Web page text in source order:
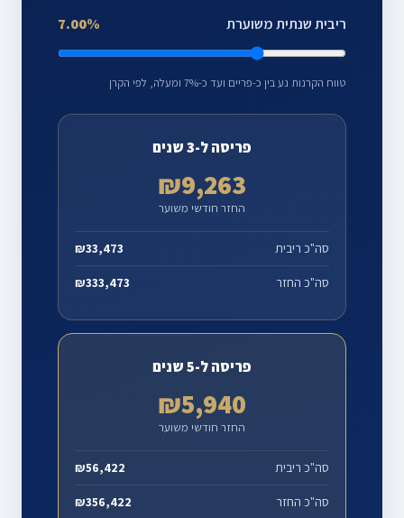
ריבית שנתית משוערת 7.00%
טווח הקרנות נע בין כ-פריים ועד כ-7% ומעלה, לפי הקרן
פריסה ל-3 שנים
₪9,263
החזר חודשי משוער
סה"כ ריבית ₪33,473
סה"כ החזר ₪333,473
פריסה ל-5 שנים
₪5,940
החזר חודשי משוער
סה"כ ריבית ₪56,422
סה"כ החזר ₪356,422